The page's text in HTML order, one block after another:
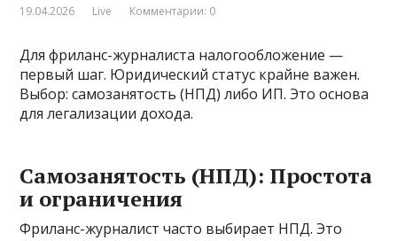
19.04.2026 Live Комментарии: 0
Для фриланс-журналиста налогообложение —
первый шаг. Юридический статус крайне важен.
Выбор: самозанятость (НПД) либо ИП. Это основа
для легализации дохода.
Самозанятость (НПД): Простота
и ограничения
Фриланс-журналист часто выбирает НПД. Это